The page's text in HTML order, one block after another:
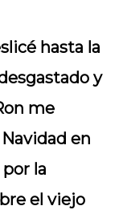
hasta la
y
me
en
la
el viejo